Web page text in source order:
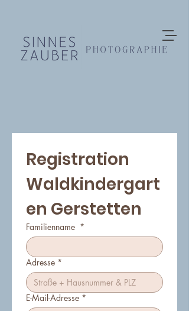
Registration
Waldkindergart
en Gerstetten
Familienname *
Adresse *
E-Mail-Adresse *